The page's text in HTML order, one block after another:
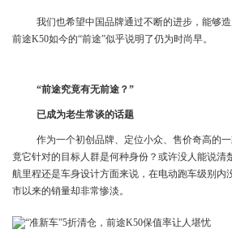
我们也希望中国品牌通过不断的进步，能够
前途K50如今的“前途”似乎说明了仍为时尚早。
“前途究竟有无前途？”
已成为老生常谈的话题
作为一个初创品牌、定位小众、售价奇高的
竟它针对的目标人群是何种身份？或许没人能说清
航里程还是车身设计方面来说，在电动跑车级别内
市以来的销量却非常惨淡。